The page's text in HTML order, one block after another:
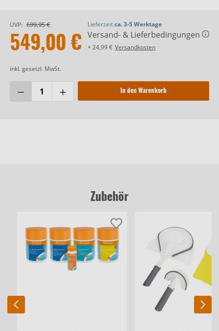
549,00 €
UVP: 699,95 €
inkl. gesetzl. MwSt.
Lieferzeitca. 3-5 Werktage
Versand- & Lieferbedingungen
+ 24,99 € Versandkosten
In den Warenkorb
Zubehör